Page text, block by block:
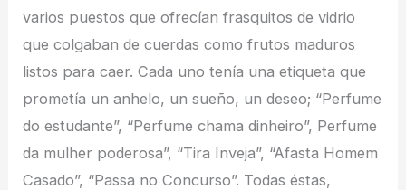
varios puestos que ofrecían frasquitos de vidrio
que colgaban de cuerdas como frutos maduros
listos para caer. Cada uno tenía una etiqueta que
prometía un anhelo, un sueño, un deseo; “Perfume
do estudante”, “Perfume chama dinheiro”, Perfume
da mulher poderosa”, “Tira Inveja”, “Afasta Homem
Casado”, “Passa no Concurso”. Todas éstas,